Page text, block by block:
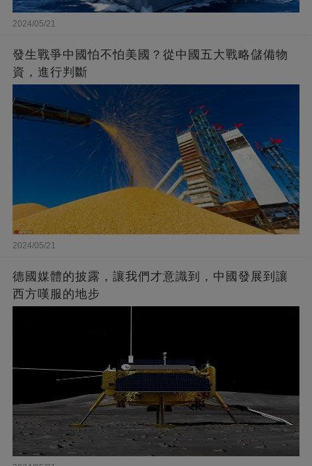
2024/05/21
發生戰爭中國怕不怕美國？從中國五大戰略儲備物
資，進行判斷
2024/05/21
德國媒體的披露，讓我們才意識到，中國發展到讓
西方嘆服的地步